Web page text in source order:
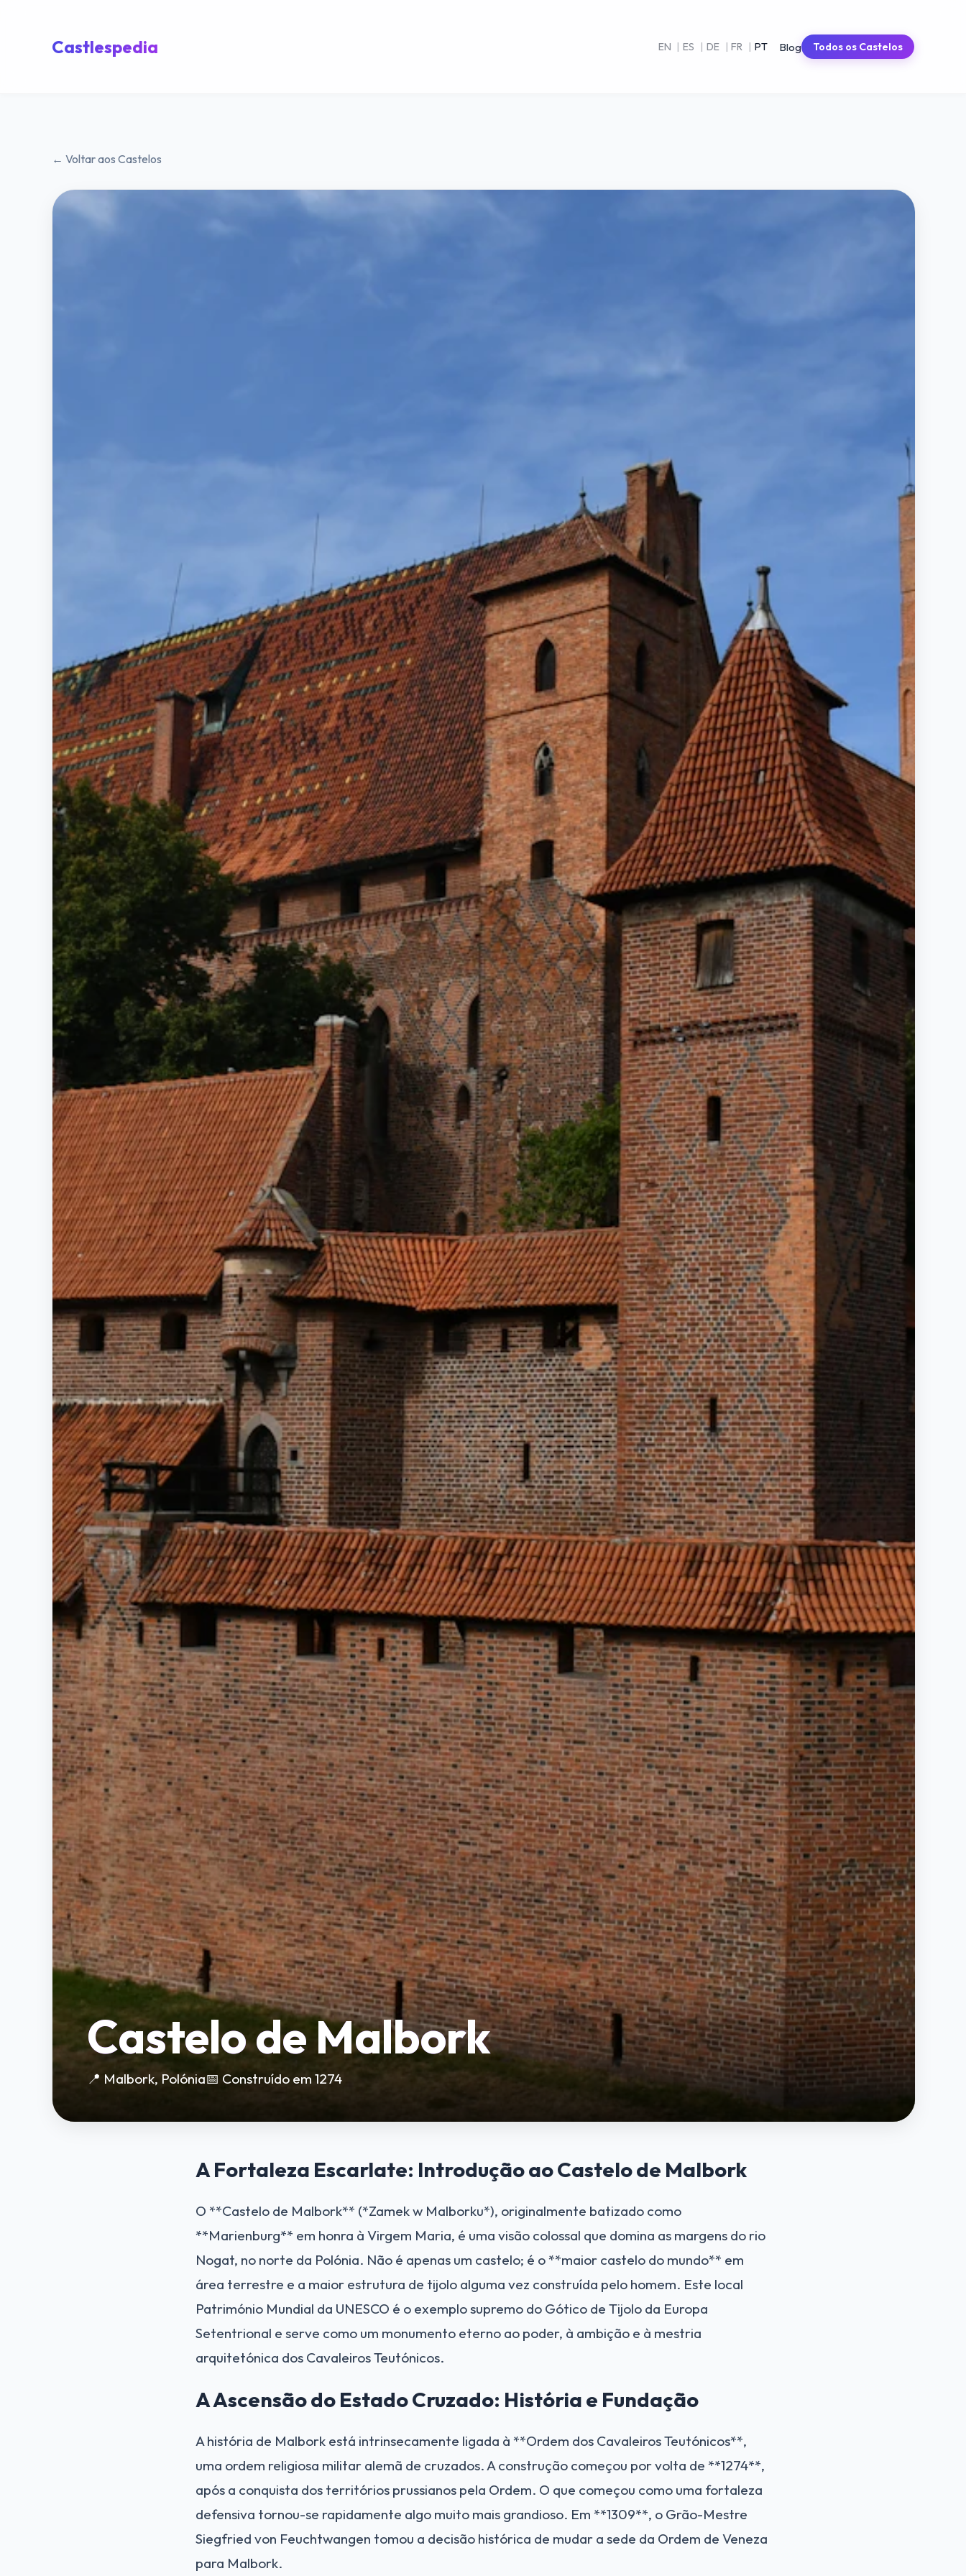
Castlespedia EN | ES | DE | FR | PT Blog Todos os Castelos
← Voltar aos Castelos
Castelo de Malbork
📍 Malbork, Polónia📅 Construído em 1274
A Fortaleza Escarlate: Introdução ao Castelo de Malbork
O **Castelo de Malbork** (*Zamek w Malborku*), originalmente batizado como
**Marienburg** em honra à Virgem Maria, é uma visão colossal que domina as margens do rio
Nogat, no norte da Polónia. Não é apenas um castelo; é o **maior castelo do mundo** em
área terrestre e a maior estrutura de tijolo alguma vez construída pelo homem. Este local
Património Mundial da UNESCO é o exemplo supremo do Gótico de Tijolo da Europa
Setentrional e serve como um monumento eterno ao poder, à ambição e à mestria
arquitetónica dos Cavaleiros Teutónicos.
A Ascensão do Estado Cruzado: História e Fundação
A história de Malbork está intrinsecamente ligada à **Ordem dos Cavaleiros Teutónicos**,
uma ordem religiosa militar alemã de cruzados. A construção começou por volta de **1274**,
após a conquista dos territórios prussianos pela Ordem. O que começou como uma fortaleza
defensiva tornou-se rapidamente algo muito mais grandioso. Em **1309**, o Grão-Mestre
Siegfried von Feuchtwangen tomou a decisão histórica de mudar a sede da Ordem de Veneza
para Malbork.